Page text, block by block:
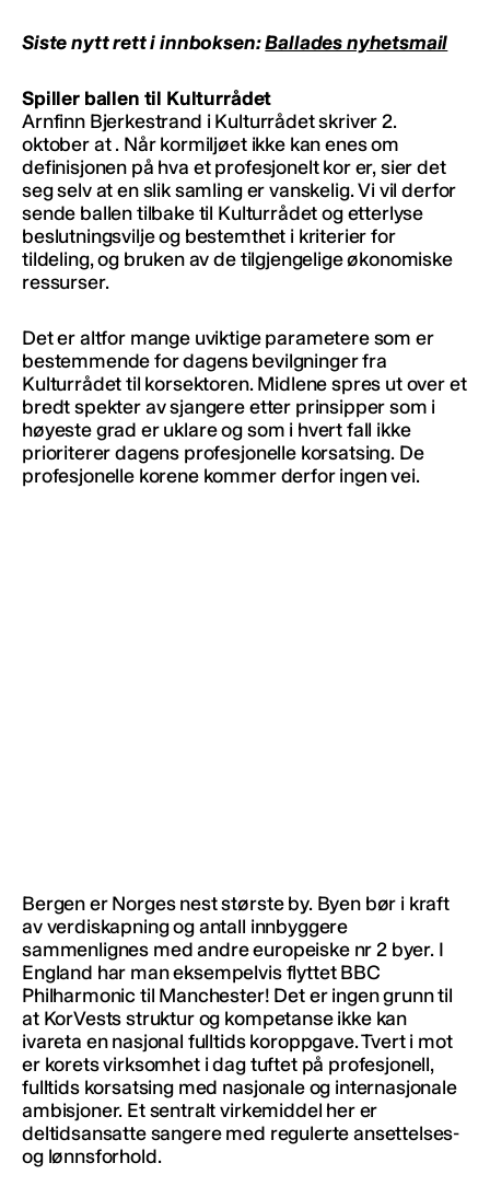
Siste nytt rett i innboksen:Ballades nyhetsmail
Spiller ballen til Kulturrådet
Arnfinn Bjerkestrand i Kulturrådet skriver 2.
oktober at . Når kormiljøet ikke kan enes om
definisjonen på hva et profesjonelt kor er, sier det
seg selv at en slik samling er vanskelig. Vi vil derfor
sende ballen tilbake til Kulturrådet og etterlyse
beslutningsvilje og bestemthet i kriterier for
tildeling, og bruken av de tilgjengelige økonomiske
ressurser.
Det er altfor mange uviktige parametere som er
bestemmende for dagens bevilgninger fra
Kulturrådet til korsektoren. Midlene spres ut over et
bredt spekter av sjangere etter prinsipper som i
høyeste grad er uklare og som i hvert fall ikke
prioriterer dagens profesjonelle korsatsing. De
profesjonelle korene kommer derfor ingen vei.
Bergen er Norges nest største by. Byen bør i kraft
av verdiskapning og antall innbyggere
sammenlignes med andre europeiske nr 2 byer. I
England har man eksempelvis flyttet BBC
Philharmonic til Manchester! Det er ingen grunn til
at KorVests struktur og kompetanse ikke kan
ivareta en nasjonal fulltids koroppgave. Tvert i mot
er korets virksomhet i dag tuftet på profesjonell,
fulltids korsatsing med nasjonale og internasjonale
ambisjoner. Et sentralt virkemiddel her er
deltidsansatte sangere med regulerte ansettelses-
og lønnsforhold.